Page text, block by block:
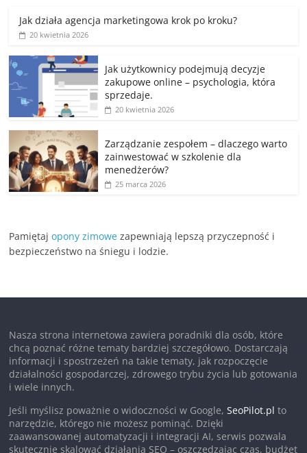
Jak działa agencja marketingowa krok po kroku?
20 kwietnia 2026
Jak użytkownicy podejmują decyzje
zakupowe online – psychologia, która
sprzedaje.
20 kwietnia 2026
Zarządzanie zespołem – dlaczego warto
zainwestować w szkolenie dla
menedżerów?
25 marca 2026
Pamiętajopony zimowe zapewniają lepszą przyczepność i
bezpieczeństwo na śniegu i lodzie.
Nasza strona internetowa zawiera poradniki dla osób, które
chcą poznać różne tematy bardziej szczegółowo. Dostarczają
informacji i spostrzeżeń na takie tematy, jak rozpoczęcie
działalności gospodarczej, zdrowego trybu życia lub gotowania
i wiele innych.
Jeśli myślisz poważnie o widoczności w Google,SeoPilot.pl to
narzędzie, którego nie możesz pominąć. Dzięki
zaawansowanej automatyzacji i integracji AI, serwis pozwala
skutecznie skalować działania SEO – oszczędzając czas, budżet